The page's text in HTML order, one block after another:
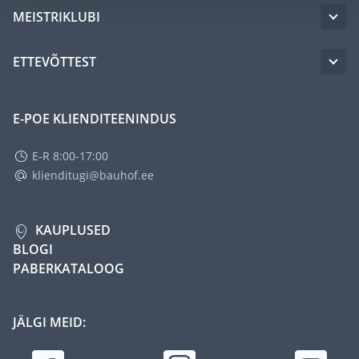
MEISTRIKLUBI
ETTEVÕTTEST
E-POE KLIENDITEENINDUS
E-R 8:00-17:00
klienditugi@bauhof.ee
KAUPLUSED
BLOGI
PABERKATALOOG
JÄLGI MEID: